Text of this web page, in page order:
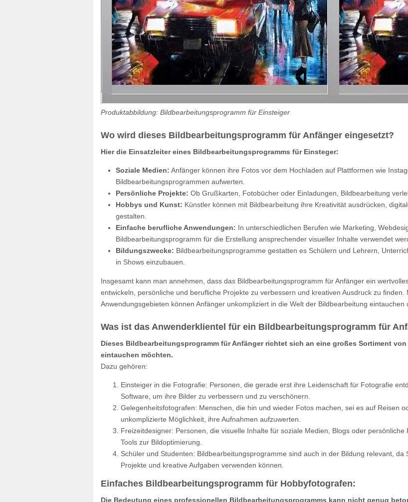
Produktabbildung: Bildbearbeitungsprogramm für Einsteiger
Wo wird dieses Bildbearbeitungsprogramm für Anfänger eingesetzt?
Hier die Einsatzleiter eines Bildbearbeitungsprogramms für Einsteger:
Soziale Medien: Anfänger können ihre Fotos vor dem Hochladen auf Plattformen wie
Bildbearbeitungsprogrammen aufwerten.
Persönliche Projekte: Ob Grußkarten, Fotobücher oder Einladungen, Bildbearbeitung
Hobbys und Kunst: Künstler können mit Bildbearbeitung ihre Kreativität ausdrücken,
gestalten.
Einfache berufliche Anwendungen: In unterschiedlichen Berufen wie Marketing,
Bildbearbeitungsprogramm für die Erstellung ansprechender visueller Inhalte verwendet
Bildungszwecke: Bildbearbeitungsprogramme gestatten es Schülern und Lehrern,
in Shows einzubauen.
Insgesamt kann man annehmen, dass das Bildbearbeitungsprogramm für Anfänger ein
entwickeln, persönliche und berufliche Projekte zu verbessern und kreativen Ausdruck zu
Anwendungsgebieten können Anfänger unkompliziert in die Welt der Bildbearbeitung eintauchen
Was ist das Anwenderklientel für ein Bildbearbeitungsprogramm für
Dieses Bildbearbeitungsprogramm für Anfänger richtet sich an eine großes Sortiment
eintauchen möchten.
Dazu gehören:
Einsteiger in die Fotografie: Personen, die gerade erst ihre Leidenschaft für Fotografie
Software, um ihre Bilder zu verbessern und zu verschönern.
Gelegenheitsfotografen: Menschen, die hin und wieder Fotos machen, sei es auf Reisen
unkomplizierte Möglichkeit, ihre Aufnahmen aufzuwerten.
Freizeitdesigner: Personen, die visuelle Inhalte für soziale Medien, Blogs oder
Tools zur Bildoptimierung.
Schüler und Studenten: Bildbearbeitungsprogramme sind auch in der Bildung relevant, da
Projekte und kreative Aufgaben verwenden können.
Einfaches Bildbearbeitungsprogramm für Hobbyfotografen:
Die Bedeutung eines professionellen Bildbearbeitungsprogramms kann nicht genug